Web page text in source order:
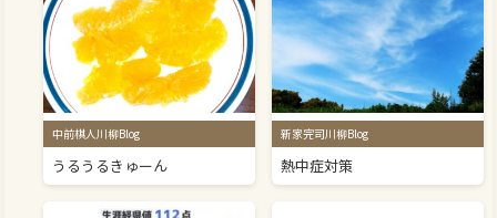
中前棋人川柳Blog
うるうるきゅーん
新家完司川柳Blog
熱中症対策